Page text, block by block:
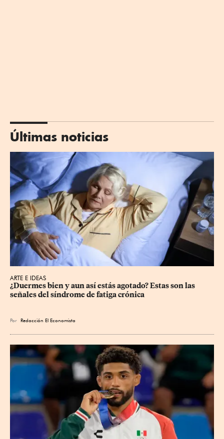
Últimas noticias
ARTE E IDEAS
¿Duermes bien y aun así estás agotado? Estas son las
señales del síndrome de fatiga crónica
Por Redacción El Economista